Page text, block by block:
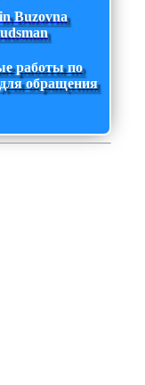
Buzovna
работы по
обращения